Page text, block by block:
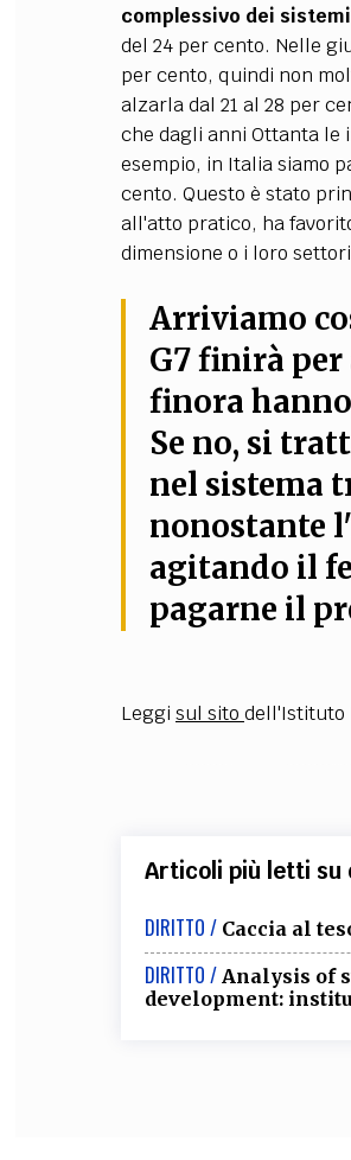
complessivo dei
del 24 per cento. Nelle
per cento, quindi non
alzarla dal 21 al 28 per
che dagli anni Ottanta le
esempio, in Italia siamo
cento. Questo è stato
all'atto pratico, ha
dimensione o i loro
Arriviamo
G7 finirà
finora
Se no, si
nel sistema
nonostante
agitando il
pagarne il
Leggi sul sito dell'Istituto
Articoli più letti su
DIRITTO / Caccia al
DIRITTO / Analysis of
development: